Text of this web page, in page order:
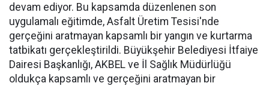
devam ediyor. Bu kapsamda düzenlenen son
uygulamalı eğitimde, Asfalt Üretim Tesisi'nde
gerçeğini aratmayan kapsamlı bir yangın ve kurtarma
tatbikatı gerçekleştirildi. Büyükşehir Belediyesi İtfaiye
Dairesi Başkanlığı, AKBEL ve İl Sağlık Müdürlüğü
oldukça kapsamlı ve gerçeğini aratmayan bir